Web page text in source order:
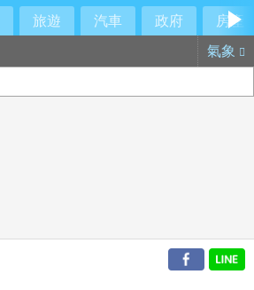
旅遊 汽車 政府
房產
氣象